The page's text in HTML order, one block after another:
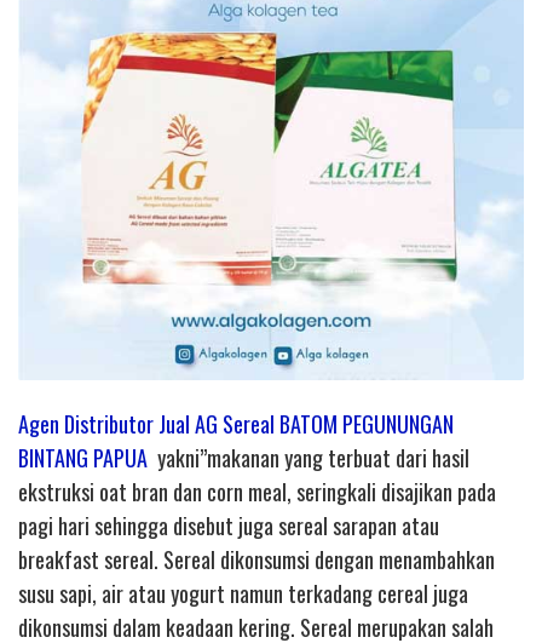
Agen Distributor Jual AG Sereal BATOM PEGUNUNGAN
BINTANG PAPUA yakni”makanan yang terbuat dari hasil
ekstruksi oat bran dan corn meal, seringkali disajikan pada
pagi hari sehingga disebut juga sereal sarapan atau
breakfast sereal. Sereal dikonsumsi dengan menambahkan
susu sapi, air atau yogurt namun terkadang cereal juga
dikonsumsi dalam keadaan kering. Sereal merupakan salah